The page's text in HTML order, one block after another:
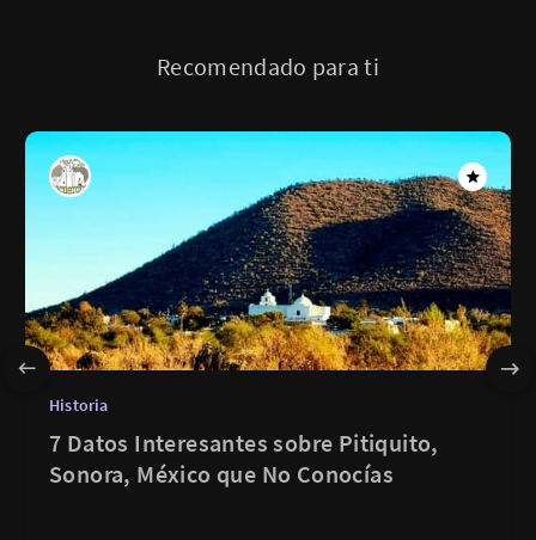
Recomendado para ti
Historia
7 Datos Interesantes sobre Pitiquito,
Sonora, México que No Conocías